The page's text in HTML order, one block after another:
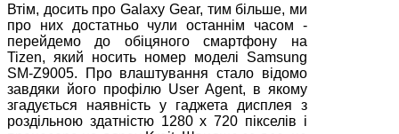
Втім, досить про Galaxy Gear, тим більше, ми
про них достатньо чули останнім часом -
перейдемо до обіцяного смартфону на
Tizen, який носить номер моделі Samsung
SM-Z9005. Про влаштування стало відомо
завдяки його профілю User Agent, в якому
згадується наявність у гаджета дисплея з
роздільною здатністю 1280 х 720 пікселів і